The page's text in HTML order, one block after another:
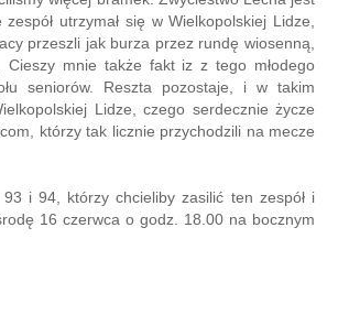
utrzymał się w Wielkopolskiej Lidze,
przeszli jak burza przez rundę wiosenną,
Cieszy mnie także fakt iz z tego młodego
seniorów. Reszta pozostaje, i w takim
Lidze, czego serdecznie życze
którzy tak licznie przychodzili na mecze
i 94, którzy chcieliby zasilić ten zespół i
16 czerwca o godz. 18.00 na bocznym